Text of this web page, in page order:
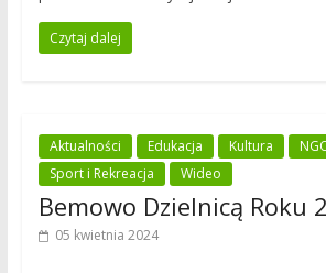
Czytaj dalej
Aktualności Edukacja Kultura
Sport i Rekreacja
Wideo
Bemowo Dzielnicą Roku
05 kwietnia 2024